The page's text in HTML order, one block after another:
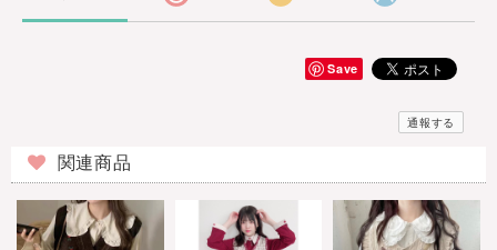
Save
通報する
関連商品